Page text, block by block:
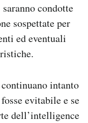
condotte
sospettate per
ed eventuali
intanto
evitabile e se
dell’intelligence